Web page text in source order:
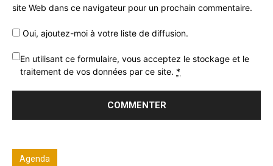
site Web dans ce navigateur pour un prochain commentaire.
Oui, ajoutez-moi à votre liste de diffusion.
En utilisant ce formulaire, vous acceptez le stockage et le
traitement de vos données par ce site. *
Agenda